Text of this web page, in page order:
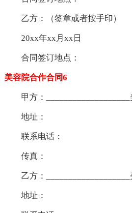
乙方：（签章或者按手印）
20xx年xx月xx日
合同签订地点：
美容院合作合同6
甲方：
地址：
联系电话：
传真：
乙方：
地址：